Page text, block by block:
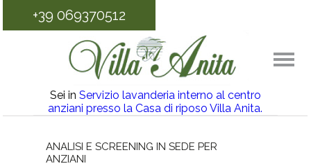
+39 069370512
Sei in Servizio lavanderia interno al centro
anziani presso la Casa di riposo Villa Anita.
ANALISI E SCREENING IN SEDE PER
ANZIANI